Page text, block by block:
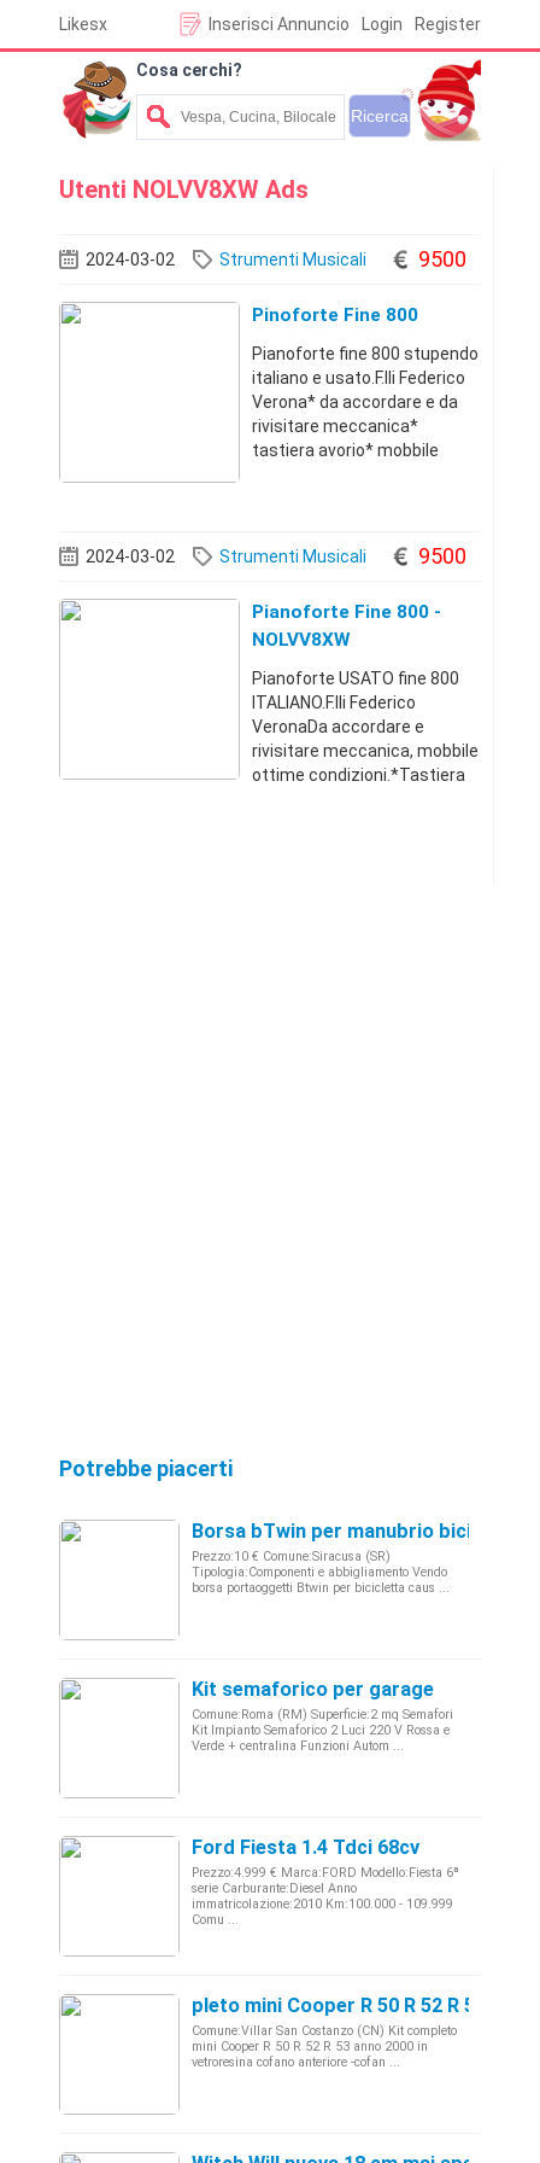
Likesx Login Register
Inserisci Annuncio
Cosa cerchi?
Utenti NOLVV8XW Ads
2024-03-02 Strumenti Musicali 9500
Pinoforte Fine 800
Pianoforte fine 800 stupendo
italiano e usato.F.lli Federico
Verona* da accordare e da
rivisitare meccanica*
tastiera avorio* mobbile
6489158
2024-03-02 Strumenti Musicali 9500
Pianoforte Fine 800 -
NOLVV8XW
Pianoforte USATO fine 800
ITALIANO.F.lli Federico
VeronaDa accordare e
rivisitare meccanica, mobbile
ottime condizioni.*Tastiera
Potrebbe piacerti
Borsa bTwin per manubrio bicicletta
Prezzo:10 € Comune:Siracusa (SR)
Tipologia:Componenti e abbigliamento Vendo
borsa portaoggetti Btwin per bicicletta caus ...
Kit semaforico per garage
Comune:Roma (RM) Superficie:2 mq Semafori
Kit Impianto Semaforico 2 Luci 220 V Rossa e
Verde + centralina Funzioni Autom ...
Ford Fiesta 1.4 Tdci 68cv
Prezzo:4.999 € Marca:FORD Modello:Fiesta 6ª
serie Carburante:Diesel Anno
immatricolazione:2010 Km:100.000 - 109.999
Comu ...
pleto mini Cooper R 50 R 52 R 53
Comune:Villar San Costanzo (CN) Kit completo
mini Cooper R 50 R 52 R 53 anno 2000 in
vetroresina cofano anteriore -cofan ...